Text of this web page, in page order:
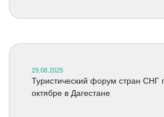
29.08.2025
Туристический форум стран СНГ
октябре в Дагестане